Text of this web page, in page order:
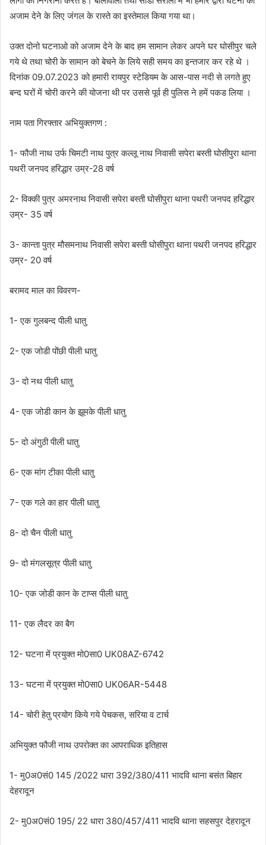
अजाम देने के लिए जंगल के रास्ते का इस्तेमाल किया गया था।
उक्त दोनो घटनाओ को अजाम देने के बाद हम सामान लेकर अपने घर घोसीपुर चले
गये थे तथा चोरी के सामान को बेचने के लिये सही समय का इन्तजार कर रहे थे ।
दिनांक 09.07.2023 को हमारी रायपुर स्टेडियम के आस-पास नदी से लगते हुए
बन्द घरों में चोरी करने की योजना थी पर उससे पूर्व ही पुलिस ने हमें पकड लिया ।
नाम पता गिरफ्तार अभियुक्तगण :
1- फौजी नाथ उर्फ चिमटी नाथ पुत्र कल्लू नाथ निवासी सपेरा बस्ती घोसीपुरा थाना
पथरी जनपद हरिद्धार उम्र-28 वर्ष
2- विक्की पुत्र अमरनाथ निवासी सपेरा बस्ती घोसीपुरा थाना पथरी जनपद हरिद्धार
उम्र- 35 वर्ष
3- कान्ता पुत्र मौसमनाथ निवासी सपेरा बस्ती घोसीपुरा थाना पथरी जनपद हरिद्धार
उम्र- 20 वर्ष
बरामद माल का विवरण-
1- एक गुलबन्द पीली धातु
2- एक जोडी पोंछी पीली धातु
3- दो नथ पीली धातु
4- एक जोडी कान के झूमके पीली धातु
5- दो अंगुठी पीली धातु
6- एक मांग टीका पीली धातु
7- एक गले का हार पीली धातु
8- दो चैन पीली धातु
9- दो मंगलसूत्र पीली धातु
10- एक जोडी कान के टाप्स पीली धातु
11- एक लैदर का बैग
12- घटना में प्रयुक्त मो0सा0 UK08AZ-6742
13- घटना में प्रयुक्त मो0सा0 UK06AR-5448
14- चोरी हेतु प्रयोग किये गये पेचकस, सरिया व टार्च
अभियुक्त फौजी नाथ उपरोक्त का आपराधिक इतिहास
1- मु0अ0सं0 145 /2022 धारा 392/380/411 भादवि थाना बसंत बिहार
देहरादून
2- मु0अ0सं0 195/ 22 धारा 380/457/411 भादवि थाना सहसपुर देहरादून